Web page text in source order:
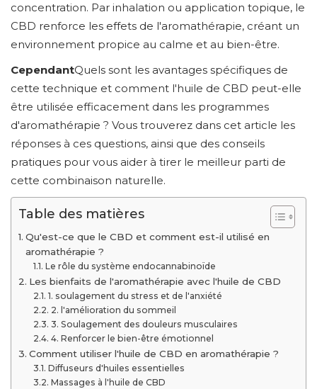
concentration. Par inhalation ou application topique, le
CBD renforce les effets de l'aromathérapie, créant un
environnement propice au calme et au bien-être.
CependantQuels sont les avantages spécifiques de
cette technique et comment l'huile de CBD peut-elle
être utilisée efficacement dans les programmes
d'aromathérapie ? Vous trouverez dans cet article les
réponses à ces questions, ainsi que des conseils
pratiques pour vous aider à tirer le meilleur parti de
cette combinaison naturelle.
Table des matières
Qu'est-ce que le CBD et comment est-il utilisé en
aromathérapie ?
Le rôle du système endocannabinoïde
Les bienfaits de l'aromathérapie avec l'huile de CBD
1. soulagement du stress et de l'anxiété
2. l'amélioration du sommeil
3. Soulagement des douleurs musculaires
4. Renforcer le bien-être émotionnel
Comment utiliser l'huile de CBD en aromathérapie ?
Diffuseurs d'huiles essentielles
Massages à l'huile de CBD